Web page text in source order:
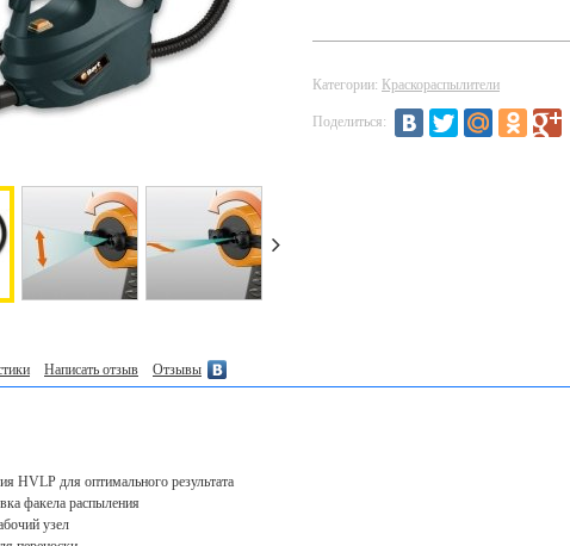
Категории: Краскораспылители
Поделиться:
Написать отзыв Отзывы
HVLP для оптимального результата
факела распыления
узел